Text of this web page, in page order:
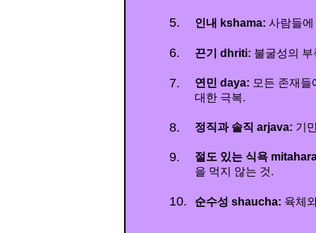
5. 인내 kshama: 사람들
6. 끈기 dhriti: 불굴성의
7. 연민 daya: 모든 존재
대한 극복.
8. 정직과 솔직 arjava: 기
9.
절도 있는 식욕
을 먹지 않는 것.
10. 순수성 shaucha: 육체